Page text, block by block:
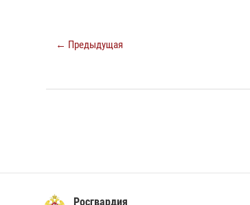
← Предыдущая
Росгвардия